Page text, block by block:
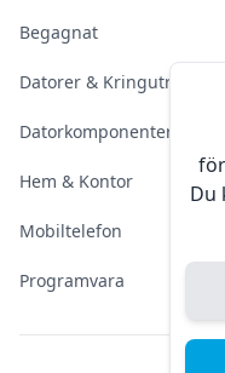
Du
Begagnat
Datorer & Kringutrustning
Datorkomponenter
Hem & Kontor
Mobiltelefon
Programvara